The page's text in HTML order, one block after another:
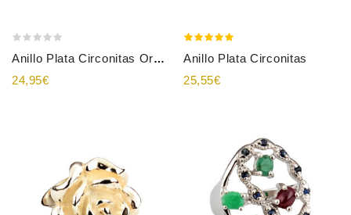
Anillo Plata Circonitas Oro...
24,95€
Anillo Plata Circonitas
25,55€